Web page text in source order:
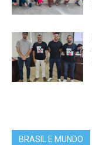
BRASIL E MUNDO